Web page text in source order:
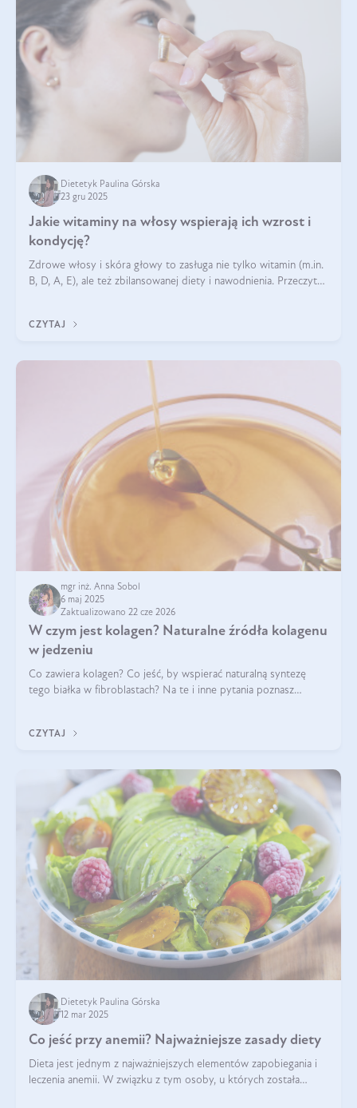
Dietetyk Paulina Górska
23 gru 2025
Jakie witaminy na włosy wspierają ich wzrost i
kondycję?
Zdrowe włosy i skóra głowy to zasługa nie tylko witamin (m.in.
B, D, A, E), ale też zbilansowanej diety i nawodnienia. Przeczytaj
CZYTAJ
mgr inż. Anna Sobol
6 maj 2025
Zaktualizowano 22 cze 2026
W czym jest kolagen? Naturalne źródła kolagenu
w jedzeniu
Co zawiera kolagen? Co jeść, by wspierać naturalną syntezę
tego białka w fibroblastach? Na te i inne pytania poznasz
CZYTAJ
Dietetyk Paulina Górska
12 mar 2025
Co jeść przy anemii? Najważniejsze zasady diety
Dieta jest jednym z najważniejszych elementów zapobiegania i
leczenia anemii. W związku z tym osoby, u których została